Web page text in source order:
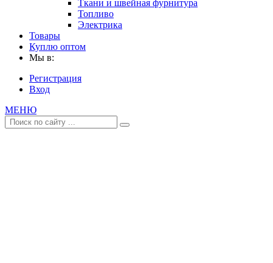
Ткани и швейная фурнитура
Топливо
Электрика
Товары
Куплю оптом
Мы в:
Регистрация
Вход
МЕНЮ